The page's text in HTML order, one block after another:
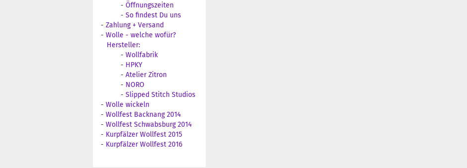
- Öffnungszeiten
- So findest Du uns
- Zahlung + Versand
- Wolle - welche wofür?
Hersteller:
- Wollfabrik
- HPKY
- Atelier Zitron
- NORO
- Slipped Stitch Studios
- Wolle wickeln
- Wollfest Backnang 2014
- Wollfest Schwabsburg 2014
- Kurpfälzer Wollfest 2015
- Kurpfälzer Wollfest 2016